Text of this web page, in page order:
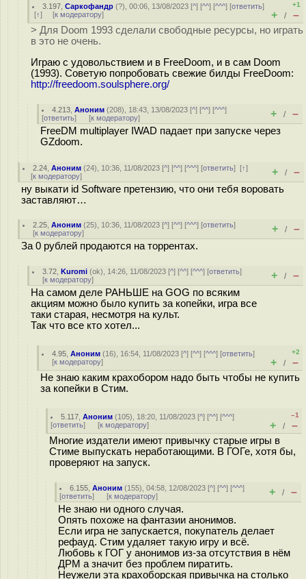
3.197 ,Саркофандр (?), 00:06, 13/08/2023 [^] [^^] [^^^] [ответить]
[↑] [к модератору]
+1
+ / –
> Для Doom 1993 сделали свободные ресурсы, но играть
в это не очень.
Играю с удовольствием и в FreeDoom, и в сам Doom
(1993). Советую попробовать свежие билды FreeDoom:
http://freedoom.soulsphere.org/
4.213 ,Аноним (208), 18:43, 13/08/2023 [^] [^^] [^^^]
[ответить] [к модератору] + / –
FreeDM multiplayer IWAD падает при запуске через
GZdoom.
2.24 ,Аноним (24), 10:36, 11/08/2023 [^] [^^] [^^^] [ответить][↑]
[к модератору] + / –
ну выкати id Software претензию, что они тебя воровать
заставляют…
2.25 ,Аноним (25), 10:36, 11/08/2023 [^] [^^] [^^^] [ответить]
[к модератору] + / –
За 0 рублей продаются на торрентах.
3.72 ,Kuromi (ok), 14:26, 11/08/2023 [^] [^^] [^^^] [ответить]
[к модератору] + / –
На самом деле РАНЬШЕ на GOG по всяким
акциям можно было купить за копейки, игра все
таки старая, несмотря на культ.
Так что все кто хотел...
4.95 ,Аноним (16), 16:54, 11/08/2023 [^] [^^] [^^^] [ответить]
[к модератору]
+2
+ / –
Не знаю каким крахобором надо быть чтобы не купить
за копейки в Стим.
5.117 ,Аноним (105), 18:20, 11/08/2023 [^] [^^] [^^^]
[ответить] [к модератору]
–1
+ / –
Многие издатели имеют привычку старые игры в
Стиме выпускать неработающими. В ГОГе, хотя бы,
проверяют на запуск.
6.155 ,Аноним (155), 04:58, 12/08/2023 [^] [^^] [^^^]
[ответить] [к модератору] + / –
Не знаю ни одного случая.
Опять похоже на фантазии анонимов.
Если игра не запускается, покупатель делает
рефауд. Стим удаляет такую игру и всё.
Любовь к ГОГ у анонимов из-за отсутствия в нём
ДРМ а значит без проблем пиратить.
Неужели эта крахоборская привычка на столько